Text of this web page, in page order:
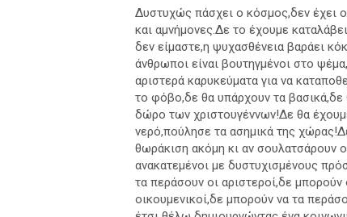
Δυστυχώς πάσχει ο κόσμος,δεν έχει
και αμνήμονες.Δε το έχουμε
δεν είμαστε,η ψυχασθένεια βαράει
άνθρωποι είναι βουτηγμένοι στο
αριστερά καρυκεύματα για να
το φόβο,δε θα υπάρχουν τα βασικά,δε
δώρο των χριστουγέννων!Δε θα
νερό,πούλησε τα ασημικά της
θωράκιση ακόμη κι αν σουλατσάρουν
ανακατεμένοι με δυστυχισμένους
τα περάσουν οι αριστεροί,δε μπορούν
οικουμενικοί,δε μπορούν να τα